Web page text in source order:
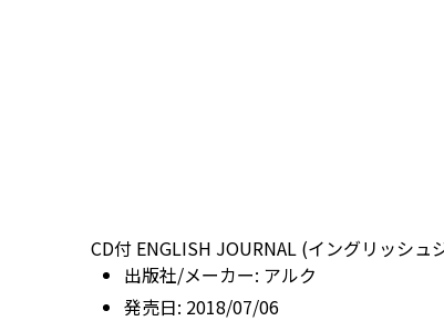
CD付 ENGLISH JOURNAL (イングリッシュ
出版社/メーカー: アルク
発売日: 2018/07/06